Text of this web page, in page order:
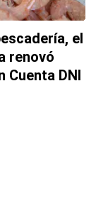
el
renovó
DNI